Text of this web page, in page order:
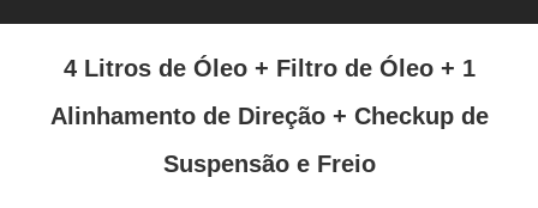
4 Litros de Óleo + Filtro de Óleo + 1
Alinhamento de Direção + Checkup de
Suspensão e Freio